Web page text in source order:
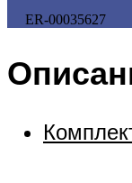
ER-00035627